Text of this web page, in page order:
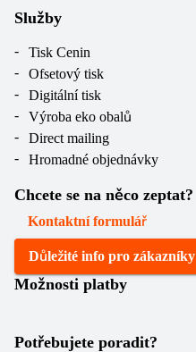
Služby
Tisk Cenin
Ofsetový tisk
Digitální tisk
Výroba eko obalů
Direct mailing
Hromadné objednávky
Chcete se na něco zeptat?
Kontaktní formulář
Důležité info pro zákazníky
Možnosti platby
Potřebujete poradit?